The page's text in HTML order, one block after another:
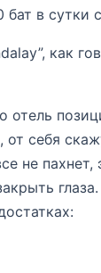
в сутки
как
отель
от себя
не пахнет,